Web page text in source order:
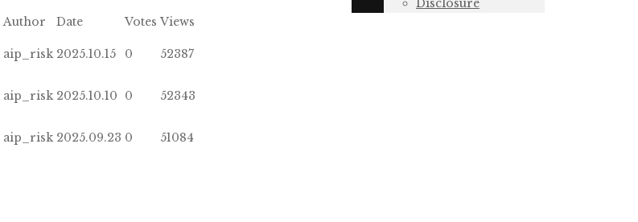
Disclosure
Author Date Votes Views
aip_risk 2025.10.15 0 52387
aip_risk 2025.10.10 0 52343
aip_risk 2025.09.23 0 51084